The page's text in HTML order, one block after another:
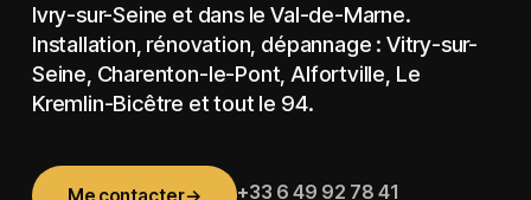
Ivry-sur-Seine et dans le Val-de-Marne.
Installation, rénovation, dépannage : Vitry-sur-
Seine, Charenton-le-Pont, Alfortville, Le
Kremlin-Bicêtre et tout le 94.
+33 6 49 92 78 41